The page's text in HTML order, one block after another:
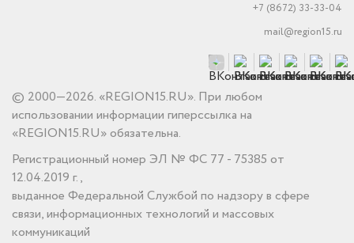
+7 (8672) 33-33-04
mail@region15.ru
© 2000—2026. «REGION15.RU». При любом
использовании информации гиперссылка на
«REGION15.RU» обязательна.
Регистрационный номер ЭЛ № ФС 77 - 75385 от
12.04.2019 г.,
выданное Федеральной Службой по надзору в сфере
связи, информационных технологий и массовых
коммуникаций